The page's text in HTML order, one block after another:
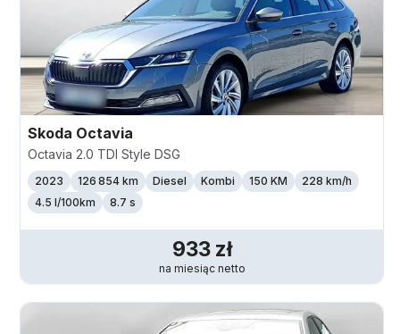
Skoda Octavia
Octavia 2.0 TDI Style DSG
2023 126 854 km Diesel Kombi 150 KM 228 km/h
4.5 l/100km
8.7 s
933 zł
na miesiąc netto